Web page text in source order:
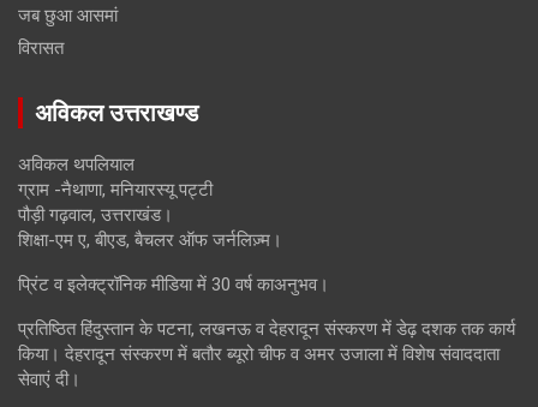
जब छुआ आसमां
विरासत
अविकल उत्तराखण्ड
अविकल थपलियाल
ग्राम -नैथाणा, मनियारस्यू पट्टी
पौड़ी गढ़वाल, उत्तराखंड।
शिक्षा-एम ए, बीएड, बैचलर ऑफ जर्नलिज़्म।
प्रिंट व इलेक्ट्रॉनिक मीडिया में 30 वर्ष काअनुभव।
प्रतिष्ठित हिंदुस्तान के पटना, लखनऊ व देहरादून संस्करण में डेढ़ दशक तक कार्य
किया। देहरादून संस्करण में बतौर ब्यूरो चीफ व अमर उजाला में विशेष संवाददाता
सेवाएं दी।